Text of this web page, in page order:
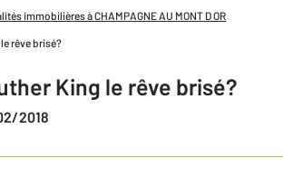
immobilières à CHAMPAGNE AU MONT D OR
rêve brisé?
King le rêve brisé?
2018